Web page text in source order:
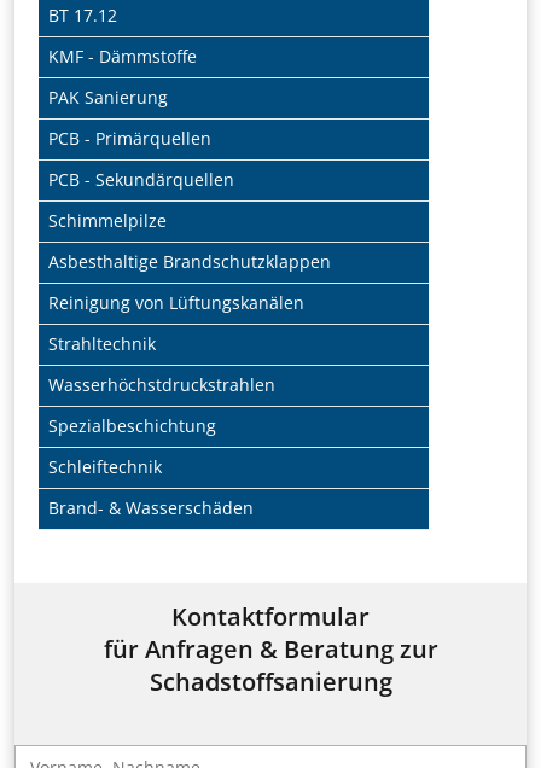
BT 17.12
KMF - Dämmstoffe
PAK Sanierung
PCB - Primärquellen
PCB - Sekundärquellen
Schimmelpilze
Asbesthaltige Brandschutzklappen
Reinigung von Lüftungskanälen
Strahltechnik
Wasserhöchstdruckstrahlen
Spezialbeschichtung
Schleiftechnik
Brand- & Wasserschäden
Kontaktformular
für Anfragen & Beratung zur
Schadstoffsanierung